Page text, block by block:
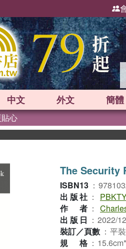
中文 外文 簡體
心
The Security
ISBN13 ：
出版社 ：
作者 ：
出版日 ： 2022/
裝訂／頁數 ： 平
規格 ：